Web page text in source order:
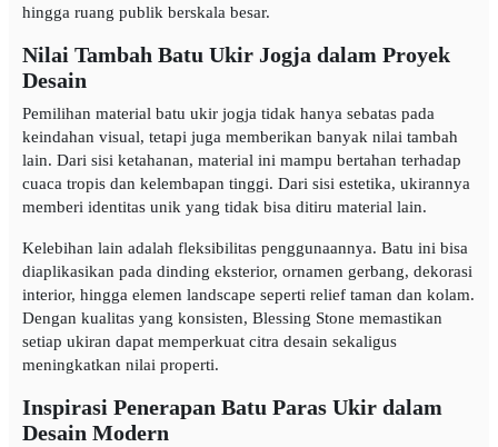
hingga ruang publik berskala besar.
Nilai Tambah Batu Ukir Jogja dalam Proyek
Desain
Pemilihan material batu ukir jogja tidak hanya sebatas pada
keindahan visual, tetapi juga memberikan banyak nilai tambah
lain. Dari sisi ketahanan, material ini mampu bertahan terhadap
cuaca tropis dan kelembapan tinggi. Dari sisi estetika, ukirannya
memberi identitas unik yang tidak bisa ditiru material lain.
Kelebihan lain adalah fleksibilitas penggunaannya. Batu ini bisa
diaplikasikan pada dinding eksterior, ornamen gerbang, dekorasi
interior, hingga elemen landscape seperti relief taman dan kolam.
Dengan kualitas yang konsisten, Blessing Stone memastikan
setiap ukiran dapat memperkuat citra desain sekaligus
meningkatkan nilai properti.
Inspirasi Penerapan Batu Paras Ukir dalam
Desain Modern